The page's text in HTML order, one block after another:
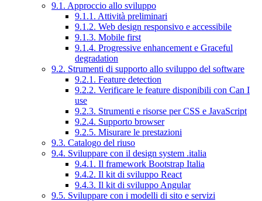
9.1. Approccio allo sviluppo
9.1.1. Attività preliminari
9.1.2. Web design responsivo e accessibile
9.1.3. Mobile first
9.1.4. Progressive enhancement e Graceful
degradation
9.2. Strumenti di supporto allo sviluppo del software
9.2.1. Feature detection
9.2.2. Verificare le feature disponibili con Can I
use
9.2.3. Strumenti e risorse per CSS e JavaScript
9.2.4. Supporto browser
9.2.5. Misurare le prestazioni
9.3. Catalogo del riuso
9.4. Sviluppare con il design system .italia
9.4.1. Il framework Bootstrap Italia
9.4.2. Il kit di sviluppo React
9.4.3. Il kit di sviluppo Angular
9.5. Sviluppare con i modelli di sito e servizi